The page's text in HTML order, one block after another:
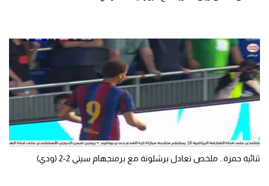
الوطن العربي
في المونديال
رياضة نسائية
آسيا
أمريكا
ركن الألعاب
ثنائية حمزة.. ملخص تعادل برشلونة مع برمنجهام سيتي 2-2 (ودي)